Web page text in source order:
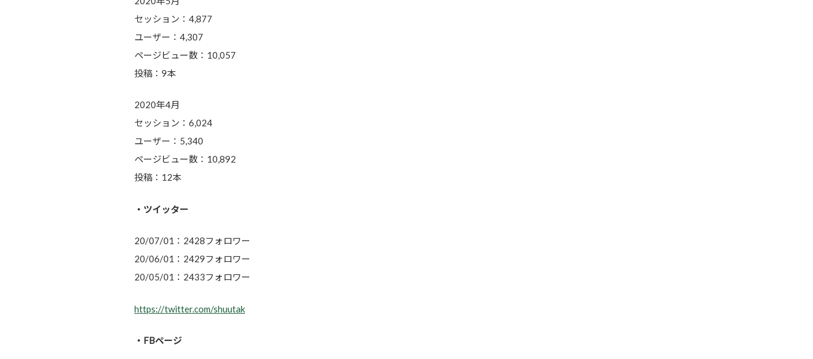
セッション：4,877
ユーザー：4,307
ページビュー数：10,057
投稿：9本
2020年4月
セッション：6,024
ユーザー：5,340
ページビュー数：10,892
投稿：12本
・ツイッター
20/07/01：2428フォロワー
20/06/01：2429フォロワー
20/05/01：2433フォロワー
https://twitter.com/shuutak
・FBページ